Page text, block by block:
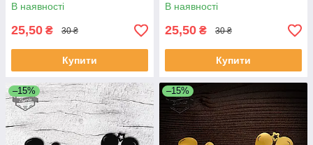
В наявності
25,50 ₴ 30 ₴
Купити
В наявності
25,50 ₴ 30 ₴
Купити
–15% –15%